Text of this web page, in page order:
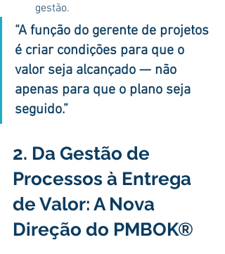
gestão.
“A função do gerente de projetos
é criar condições para que o
valor seja alcançado — não
apenas para que o plano seja
seguido.”
2. Da Gestão de
Processos à Entrega
de Valor: A Nova
Direção do PMBOK®